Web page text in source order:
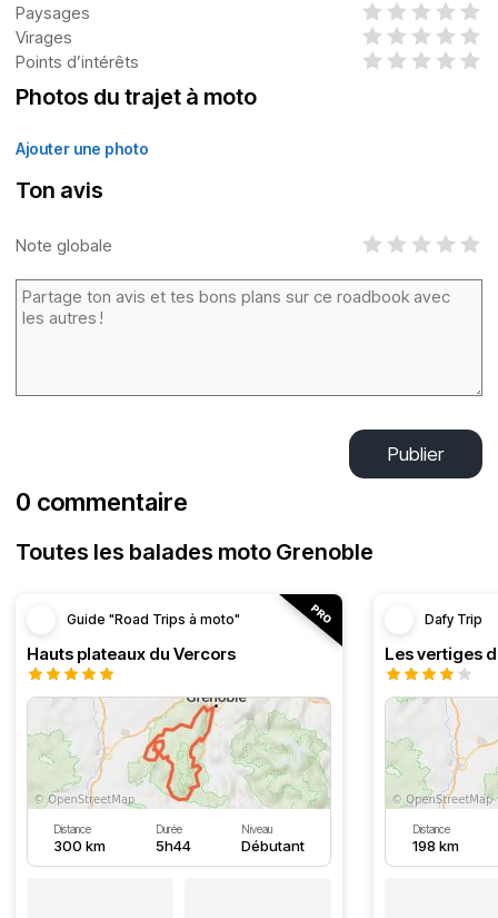
Paysages
Virages
Points d’intérêts
Photos du trajet à moto
Ajouter une photo
Ton avis
Note globale
Publier
0 commentaire
Toutes les balades moto Grenoble
Guide "Road Trips à moto"
Hauts plateaux du Vercors
Distance
300 km
Durée
5h44
Niveau
Débutant
Dafy Trip
Les vertiges
Distance
198 km